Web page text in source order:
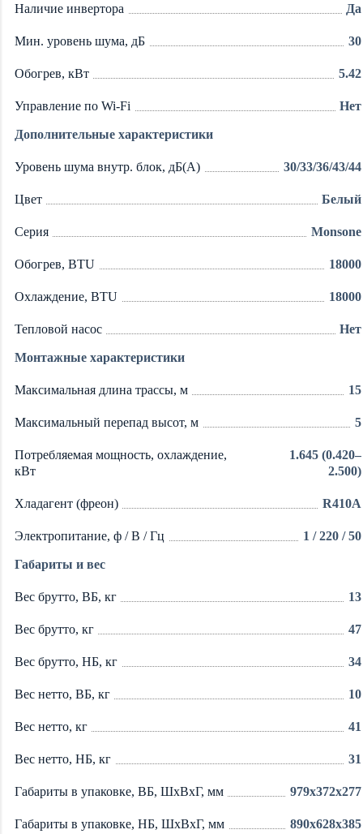
Наличие инвертора Да
Мин. уровень шума, дБ 30
Обогрев, кВт 5.42
Управление по Wi-Fi Нет
Дополнительные характеристики
Уровень шума внутр. блок, дБ(А) 30/33/36/43/44
Цвет Белый
Серия Monsone
Обогрев, BTU 18000
Охлаждение, BTU 18000
Тепловой насос Нет
Монтажные характеристики
Максимальная длина трассы, м 15
Максимальный перепад высот, м 5
Потребляемая мощность, охлаждение,
кВт
1.645 (0.420–
2.500)
Хладагент (фреон) R410A
Электропитание, ф / В / Гц 1 / 220 / 50
Габариты и вес
Вес брутто, ВБ, кг 13
Вес брутто, кг 47
Вес брутто, НБ, кг 34
Вес нетто, ВБ, кг 10
Вес нетто, кг 41
Вес нетто, НБ, кг 31
Габариты в упаковке, ВБ, ШxВxГ, мм 979x372x277
Габариты в упаковке, НБ, ШxВxГ, мм 890x628x385